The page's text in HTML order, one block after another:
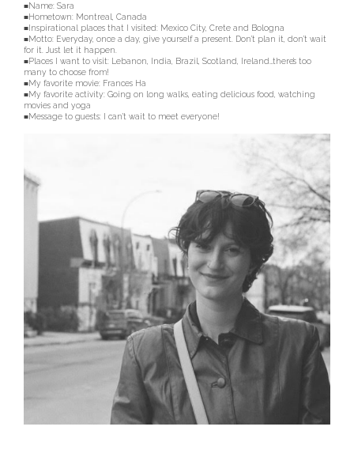
■Name: Sara
■Hometown: Montreal, Canada
■Inspirational places that I visited: Mexico City, Crete and Bologna
■Motto: Everyday, once a day, give yourself a present. Don’t plan it, don’t wait
for it. Just let it happen.
■Places I want to visit: Lebanon, India, Brazil, Scotland, Ireland…there’s too
many to choose from!
■My favorite movie: Frances Ha
■My favorite activity: Going on long walks, eating delicious food, watching
movies and yoga
■Message to guests: I can’t wait to meet everyone!